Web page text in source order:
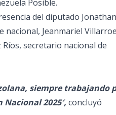
Posible.
del diputado Jonathan
nacional, Jeanmariel
secretario nacional de
siempre trabajando
2025′, concluyó